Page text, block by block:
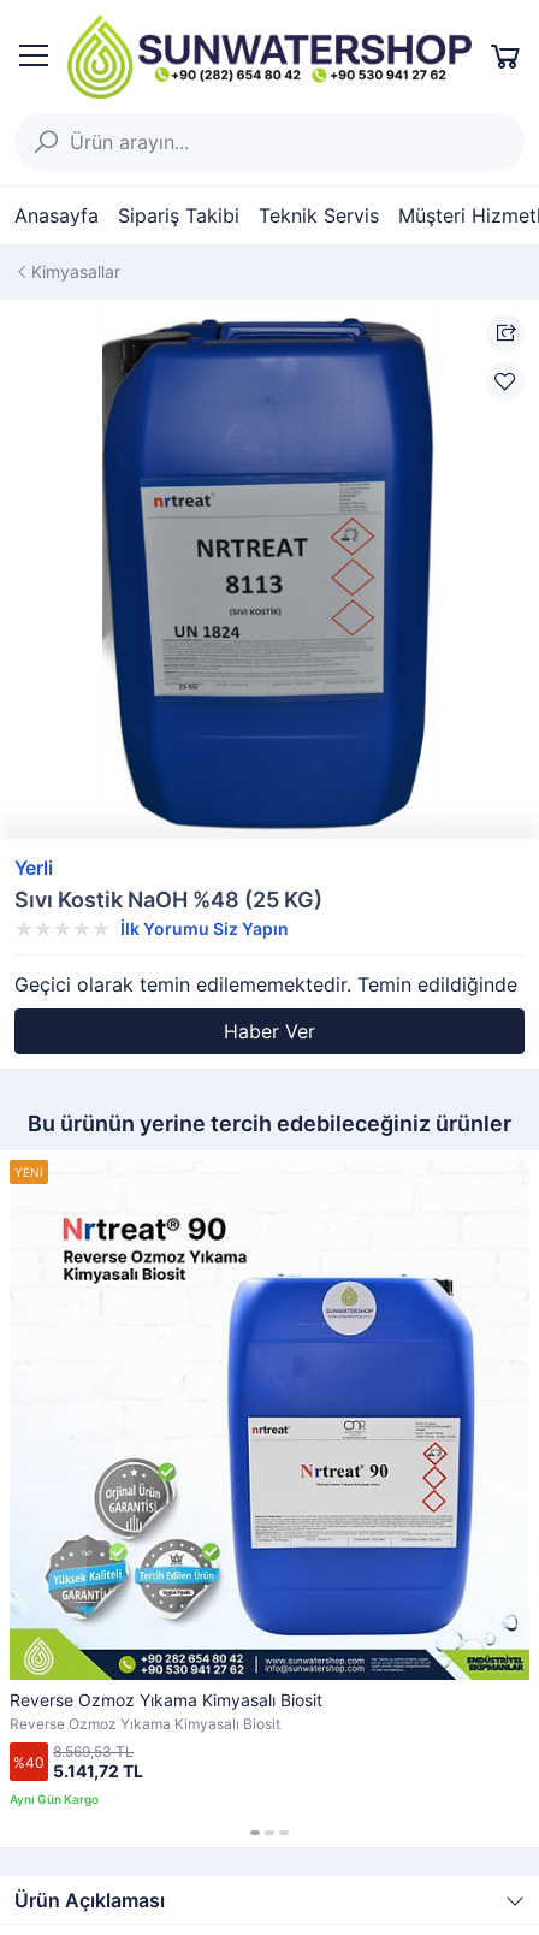
Anasayfa Sipariş Takibi Teknik Servis Müşteri
Kimyasallar
Yerli
Sıvı Kostik NaOH %48 (25 KG)
İlk Yorumu Siz Yapın
Geçici olarak temin edilememektedir. Temin edildiğinde
Haber Ver
Bu ürünün yerine tercih edebileceğiniz ürünler
Reverse Ozmoz Yıkama Kimyasalı Biosit
Reverse Ozmoz Yıkama Kimyasalı Biosit
%40 5.141,72 TL
8.569,53 TL
Ürün Açıklaması